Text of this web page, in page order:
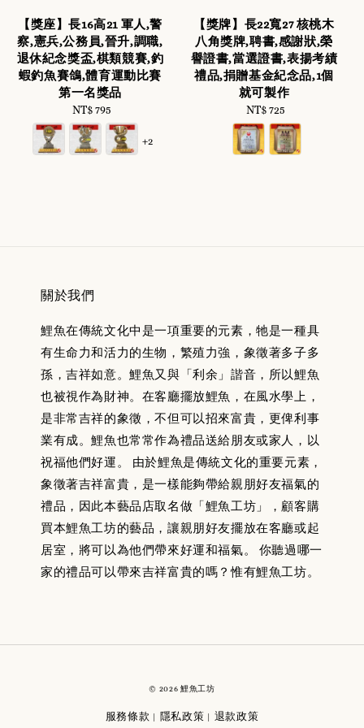
【獎座】長16高21 軍人,警
察,憲兵,公務員,晉升,調職,
退休紀念獎盃,棋類競賽,釣
蝦釣魚賽鴿,體育運動比賽
第一名獎品
Regular
price
NT$ 795
+2
【獎牌】長22寬27 核桃木
八角獎牌,聘書,感謝狀,榮
譽證書,當選證書,表揚考績
禮品,捐贈基金紀念品,1個
就可製作
Regular
price
NT$ 725
關於我們
鯉魚在傳統文化中是一項重要的元素，牠是一種具
有生命力和活力的生物，繁殖力強，象徵著多子多
孫，吉祥如意。鯉魚又與「利余」諧音，所以鯉魚
也被視作為財神。在客廳擺放鯉魚，在風水學上，
是非常吉祥的象徵，不但可以招來富貴，更俾利事
業有成。鯉魚也常常作為禮品送給朋友或家人，以
祝福他們好運。 由於鯉魚是傳統文化的重要元素，
象徵著吉祥富貴，是一樣能夠帶給親朋好友福氣的
禮品，因此本藝品店取名做「鯉魚工坊」，顧客購
買本鯉魚工坊的藝品，讓親朋好友擺放在客廳或起
居室，將可以為他們帶來好運和福氣。 你聽過哪一
家的禮品可以帶來吉祥富貴的嗎？惟有鯉魚工坊。
© 2026 鯉魚工坊
服務條款 隱私政策 退款政策